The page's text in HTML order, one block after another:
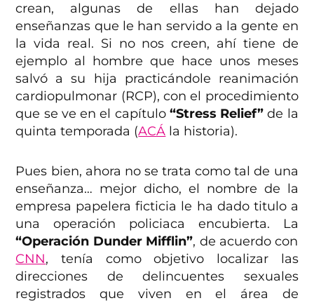
crean, algunas de ellas han dejado
enseñanzas que le han servido a la gente en
la vida real. Si no nos creen, ahí tiene de
ejemplo al hombre que hace unos meses
salvó a su hija practicándole reanimación
cardiopulmonar (RCP), con el procedimiento
que se ve en el capítulo “Stress Relief” de la
quinta temporada (ACÁ la historia).
Pues bien, ahora no se trata como tal de una
enseñanza… mejor dicho, el nombre de la
empresa papelera ficticia le ha dado titulo a
una operación policiaca encubierta. La
“Operación Dunder Mifflin”, de acuerdo con
CNN, tenía como objetivo localizar las
direcciones de delincuentes sexuales
registrados que viven en el área de